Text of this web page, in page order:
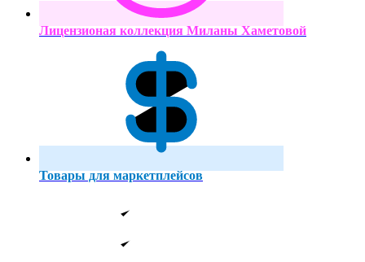
Лицензионая коллекция Миланы Хаметовой
Товары для маркетплейсов